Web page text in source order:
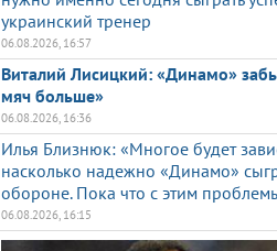
украинский тренер
06.08.2026, 16:57
Виталий Лисицкий: «Динамо»
мяч больше»
06.08.2026, 16:36
Илья Близнюк: «Многое будет
насколько надежно «Динамо»
обороне. Пока что с этим
06.08.2026, 16:15